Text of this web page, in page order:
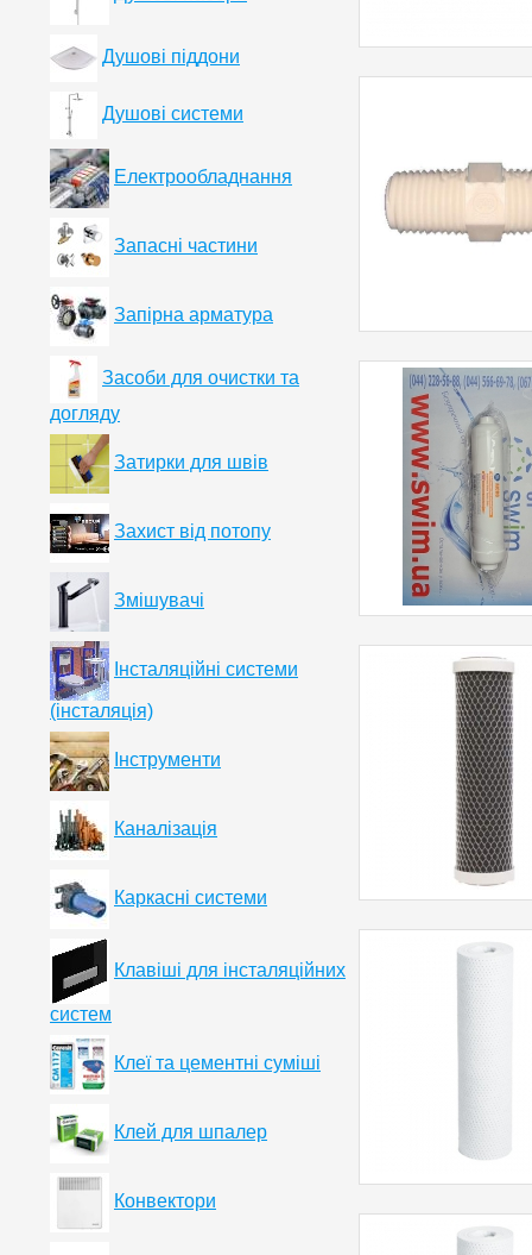
Душові піддони
Душові системи
Електрообладнання
Запасні частини
Запірна арматура
Засоби для очистки та
догляду
Затирки для швів
Захист від потопу
Змішувачі
Інсталяційні системи
(інсталяція)
Інструменти
Каналізація
Каркасні системи
Клавіші для інсталяційних
систем
Клеї та цементні суміші
Клей для шпалер
Конвектори